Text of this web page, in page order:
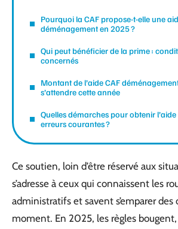
Pourquoi la CAF propose-t-elle une
déménagement en 2025 ?
Qui peut bénéficier de la prime :
concernés
Montant de l’aide CAF
s’attendre cette année
Quelles démarches pour obtenir l’aide
erreurs courantes ?
Ce soutien, loin d’être réservé aux
s’adresse à ceux qui connaissent les
administratifs et savent s’emparer des
moment. En 2025, les règles